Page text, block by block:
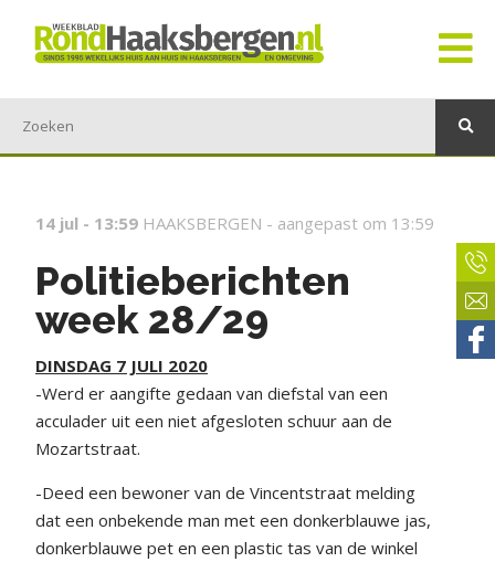
14 jul - 13:59 HAAKSBERGEN - aangepast om 13:59
Politieberichten
week 28/29
DINSDAG 7 JULI 2020
-Werd er aangifte gedaan van diefstal van een
acculader uit een niet afgesloten schuur aan de
Mozartstraat.
-Deed een bewoner van de Vincentstraat melding
dat een onbekende man met een donkerblauwe jas,
donkerblauwe pet en een plastic tas van de winkel